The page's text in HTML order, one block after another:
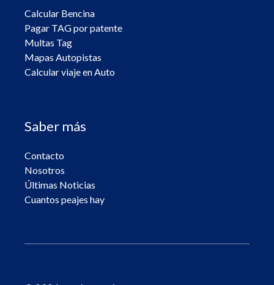
Calcular Bencina
Pagar TAG por patente
Multas Tag
Mapas Autopistas
Calcular viaje en Auto
Saber más
Contacto
Nosotros
Últimas Noticias
Cuantos peajes hay